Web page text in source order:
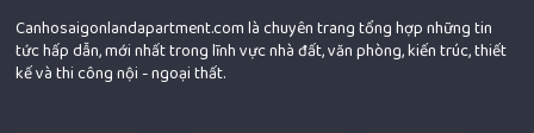
Canhosaigonlandapartment.com là chuyên trang tổng hợp những tin
tức hấp dẫn, mới nhất trong lĩnh vực nhà đất, văn phòng, kiến trúc, thiết
kế và thi công nội - ngoại thất.